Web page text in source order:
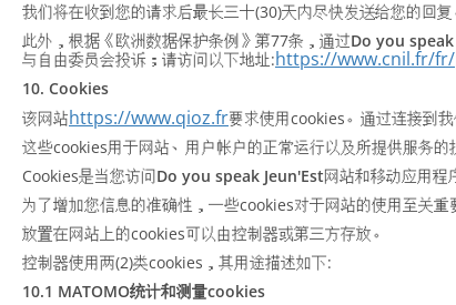
我们将在收到您的请求后最长三十(30)天内尽快发送给您的回复
此外，根据《欧洲数据保护条例》第77条，通过Do you speak
与自由委员会投诉；请访问以下地址:https://www.cnil.fr/
10. Cookies
该网站https://www.qioz.fr要求使用cookies。通过连接到
这些cookies用于网站、用户帐户的正常运行以及所提供服务的
Cookies是当您访问Do you speak Jeun'Est网站和移动应用程
为了增加您信息的准确性，一些cookies对于网站的使用至关
放置在网站上的cookies可以由控制器或第三方存放。
控制器使用两(2)类cookies，其用途描述如下:
10.1 MATOMO统计和测量cookies